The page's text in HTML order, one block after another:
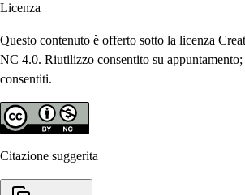
Licenza
Questo contenuto è offerto sotto la licenza
NC 4.0. Riutilizzo consentito su
consentiti.
Citazione suggerita